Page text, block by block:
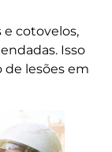
cotovelos,
Isso
de lesões em